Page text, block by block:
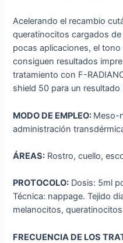
Acelerando el recambio
queratinocitos cargados
pocas aplicaciones, el
consiguen resultados
tratamiento con F-
shield 50 para un
MODO DE EMPLEO: Meso-
administración
ÁREAS: Rostro, cuello,
PROTOCOLO: Dosis: 5ml
Técnica: nappage. Tejido
melanocitos,
FRECUENCIA DE LOS